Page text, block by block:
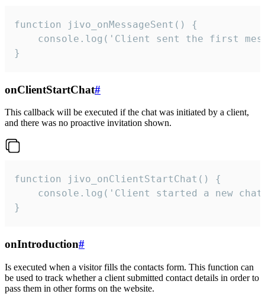
function jivo_onMessageSent() {
console.log('Client sent the first
}
onClientStartChat#
This callback will be executed if the chat was initiated by a client,
and there was no proactive invitation shown.
function jivo_onClientStartChat() {
console.log('Client started a new
}
onIntroduction#
Is executed when a visitor fills the contacts form. This function can
be used to track whether a client submitted contact details in order to
pass them in other forms on the website.